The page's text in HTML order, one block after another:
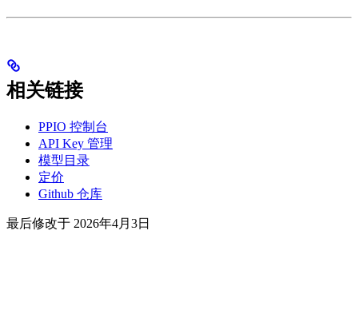
相关链接
PPIO 控制台
API Key 管理
模型目录
定价
Github 仓库
最后修改于 2026年4月3日